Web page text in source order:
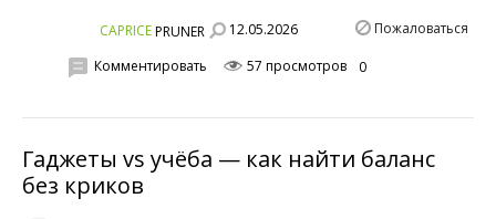
CAPRICEPRUNER 12.05.2026 Пожаловаться
Комментировать 57 просмотров 0
Гаджеты vs учёба — как найти баланс
без криков